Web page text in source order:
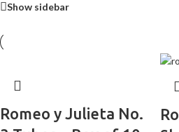
Show sidebar
Romeo y Julieta No.